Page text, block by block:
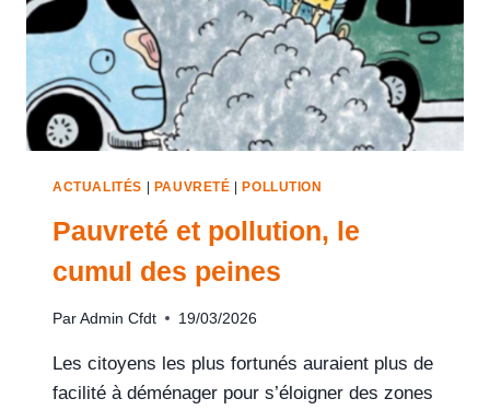
ACTUALITÉS PAUVRETÉ POLLUTION
Pauvreté et pollution, le
cumul des peines
Par Admin Cfdt 19/03/2026
Les citoyens les plus fortunés auraient plus de
facilité à déménager pour s’éloigner des zones